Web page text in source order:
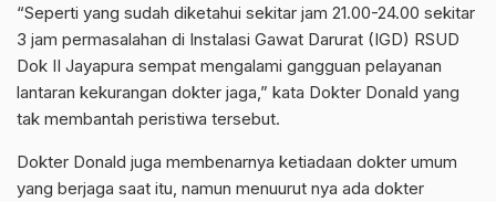
“Seperti yang sudah diketahui sekitar jam 21.00-24.00 sekitar
3 jam permasalahan di Instalasi Gawat Darurat (IGD) RSUD
Dok II Jayapura sempat mengalami gangguan pelayanan
lantaran kekurangan dokter jaga,” kata Dokter Donald yang
tak membantah peristiwa tersebut.
Dokter Donald juga membenarnya ketiadaan dokter umum
yang berjaga saat itu, namun menuurut nya ada dokter